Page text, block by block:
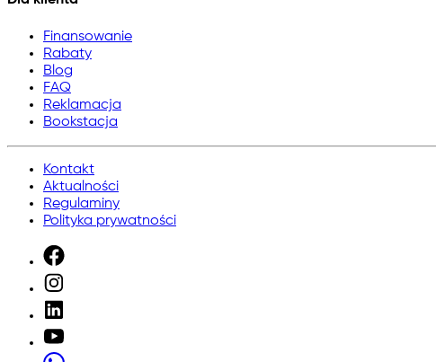
Finansowanie
Rabaty
Blog
FAQ
Reklamacja
Bookstacja
Kontakt
Aktualności
Regulaminy
Polityka prywatności